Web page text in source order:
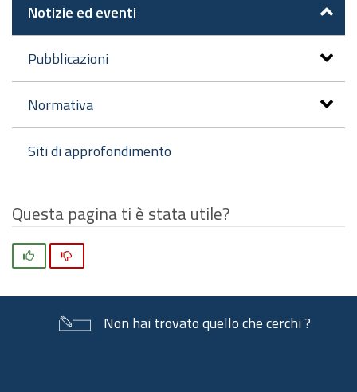
Notizie ed eventi
Pubblicazioni
Normativa
Siti di approfondimento
Questa pagina ti è stata utile?
Non hai trovato quello che cerchi ?